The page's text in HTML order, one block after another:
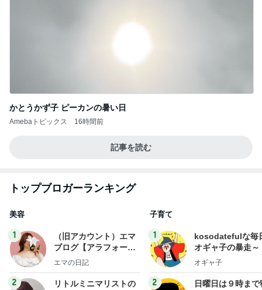
かとうかず子 ピーカンの暑い日
Amebaトピックス 16時間前
記事を読む
トップブロガーランキング
美容
1
（旧アカウント）エマ
ブログ【アラフォー会
社売却セカンドライ
エマの日記
2
リトルミニマリストの
子育て
1
kosodatefulな毎
オギャ子の暴走～
オギャ子
2
日曜日は９時まで